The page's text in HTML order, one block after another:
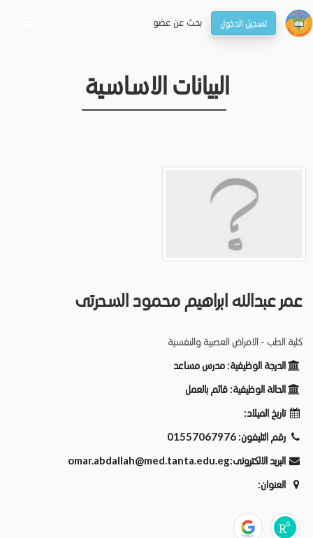
تسجيل الدخول بحـث عن عضو
البيانات الاساسية
عمر عبدالله ابراهيم محمود السحرتى
كلية الطب - الامراض العصبية والنفسية
الدرجة الوظيفية: مدرس مساعد
الحالة الوظيفية: قائم بالعمل
تاريخ الميلاد:
رقم التليفون: 01557067976
البريد الالكترونى:omar.abdallah@med.tanta.edu.eg
العنوان: